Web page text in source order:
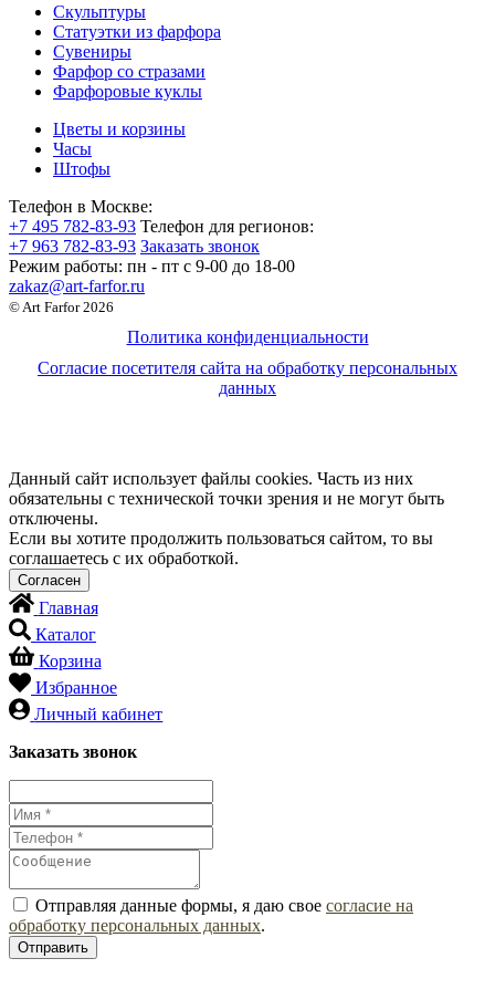
Скульптуры
Статуэтки из фарфора
Сувениры
Фарфор со стразами
Фарфоровые куклы
Цветы и корзины
Часы
Штофы
Телефон в Москве:
+7 495 782-83-93 Телефон для регионов:
+7 963 782-83-93 Заказать звонок
Режим работы: пн - пт c 9-00 до 18-00
zakaz@art-farfor.ru
© Art Farfor 2026
Политика конфиденциальности
Согласие посетителя сайта на обработку персональных
данных
Данный сайт использует файлы cookies. Часть из них
обязательны с технической точки зрения и не могут быть
отключены.
Если вы хотите продолжить пользоваться сайтом, то вы
соглашаетесь с их обработкой.
Главная
Каталог
Корзина
Избранное
Личный кабинет
Заказать звонок
Отправляя данные формы, я даю свое согласие на
обработку персональных данных.
Отправить